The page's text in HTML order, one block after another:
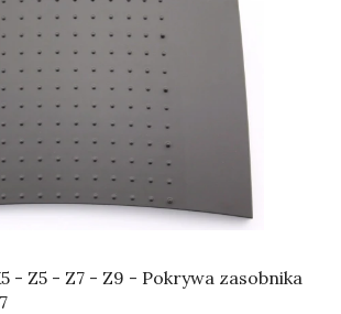
- Z5 - Z7 - Z9 - Pokrywa zasobnika